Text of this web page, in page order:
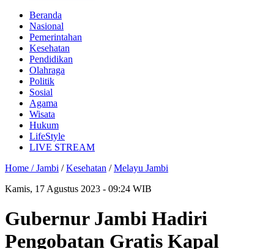
Beranda
Nasional
Pemerintahan
Kesehatan
Pendidikan
Olahraga
Politik
Sosial
Agama
Wisata
Hukum
LifeStyle
LIVE STREAM
Home /Jambi /Kesehatan /Melayu Jambi
Kamis, 17 Agustus 2023 - 09:24 WIB
Gubernur Jambi Hadiri
Pengobatan Gratis Kapal